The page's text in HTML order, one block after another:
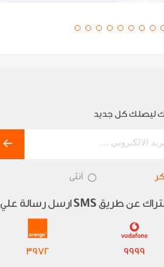
ليصلك كل جديد
أنثى
عن طريق SMS ارسل رسالة علي
9999
3972